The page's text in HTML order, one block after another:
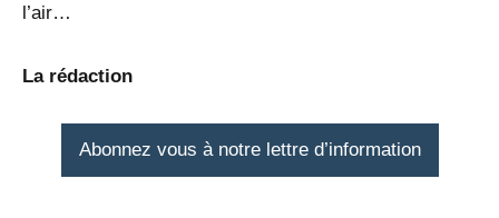
l’air…
La rédaction
Abonnez vous à notre lettre d’information